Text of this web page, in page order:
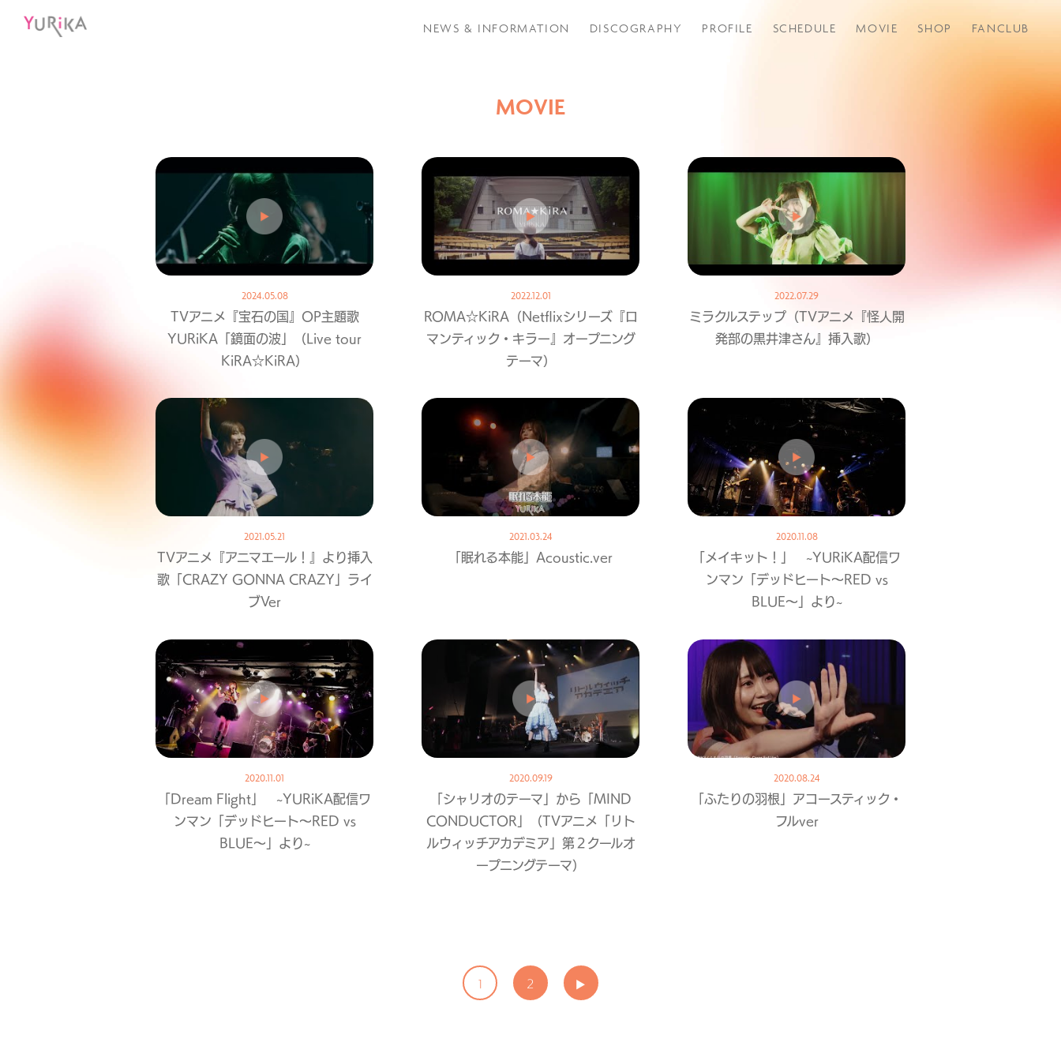
NEWS & INFORMATION DISCOGRAPHY PROFILE SCHEDULE MOVIE SHOP FANCLUB
MOVIE
2024.05.08
TVアニメ『宝石の国』OP主題歌
YURiKA「鏡面の波」（Live tour
KiRA☆KiRA）
2022.12.01
ROMA☆KiRA（Netflixシリーズ『ロ
マンティック・キラー』オープニング
テーマ）
2022.07.29
ミラクルステップ（TVアニメ『怪人開
発部の黒井津さん』挿入歌）
2021.05.21
TVアニメ『アニマエール！』より挿入
歌「CRAZY GONNA CRAZY」ライ
ブVer
2021.03.24
「眠れる本能」Acoustic.ver
2020.11.08
「メイキット！」 ~YURiKA配信ワ
ンマン「デッドヒート〜RED vs
BLUE〜」より~
2020.11.01
「Dream Flight」 ~YURiKA配信ワ
ンマン「デッドヒート〜RED vs
BLUE〜」より~
2020.09.19
「シャリオのテーマ」から「MIND
CONDUCTOR」（TVアニメ「リト
ルウィッチアカデミア」第２クールオ
ープニングテーマ）
2020.08.24
「ふたりの羽根」アコースティック・
フルver
2